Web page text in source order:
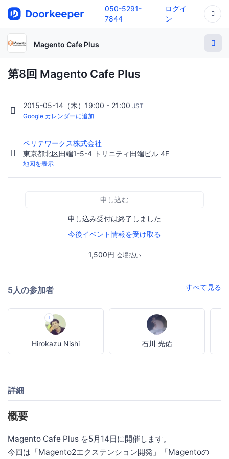
050-5291-
7844
ログイ
ン
Magento Cafe Plus
第8回 Magento Cafe Plus
2015-05-14（木）19:00 - 21:00 JST
Google カレンダーに追加
ベリテワークス株式会社
東京都北区田端1-5-4 トリニティ田端ビル 4F
地図を表示
申し込む
申し込み受付は終了しました
今後イベント情報を受け取る
1,500円 会場払い
5人の参加者 すべて見る
Hirokazu Nishi 石川 光佑
詳細
概要
Magento Cafe Plus を5月14日に開催します。
今回は「Magento2エクステンション開発」「Magentoの